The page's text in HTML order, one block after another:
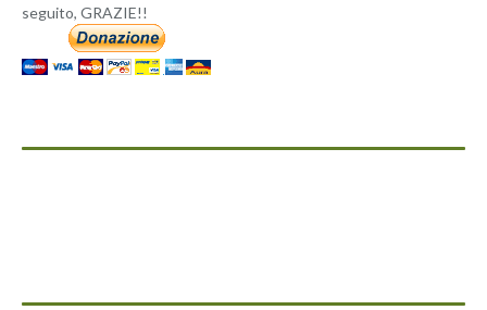
seguito, GRAZIE!!